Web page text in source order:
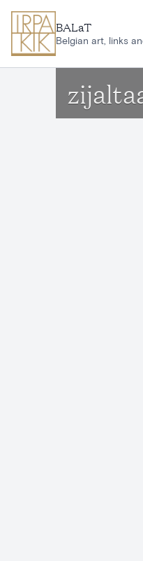
BALaT
Belgian art, links